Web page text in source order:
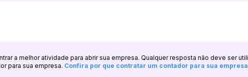
a melhor atividade para abrir sua empresa. Qualquer resposta não deve ser
para sua empresa. Confira por que contratar um contador para sua empresa